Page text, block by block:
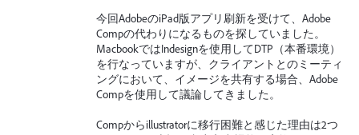
今回AdobeのiPad版アプリ刷新を受けて、Adobe
Compの代わりになるものを探していました。
MacbookではIndesignを使用してDTP（本番環境）
を行なっていますが、クライアントとのミーティ
ングにおいて、イメージを共有する場合、Adobe
Compを使用して議論してきました。
Compからillustratorに移行困難と感じた理由は2つ